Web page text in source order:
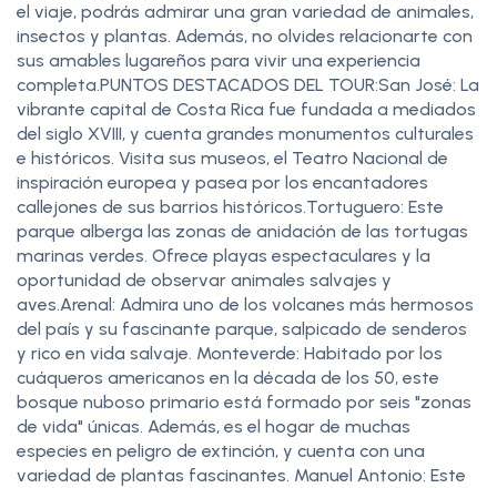
el viaje, podrás admirar una gran variedad de animales,
insectos y plantas. Además, no olvides relacionarte con
sus amables lugareños para vivir una experiencia
completa.PUNTOS DESTACADOS DEL TOUR:San José: La
vibrante capital de Costa Rica fue fundada a mediados
del siglo XVIII, y cuenta grandes monumentos culturales
e históricos. Visita sus museos, el Teatro Nacional de
inspiración europea y pasea por los encantadores
callejones de sus barrios históricos.Tortuguero: Este
parque alberga las zonas de anidación de las tortugas
marinas verdes. Ofrece playas espectaculares y la
oportunidad de observar animales salvajes y
aves.Arenal: Admira uno de los volcanes más hermosos
del país y su fascinante parque, salpicado de senderos
y rico en vida salvaje. Monteverde: Habitado por los
cuáqueros americanos en la década de los 50, este
bosque nuboso primario está formado por seis "zonas
de vida" únicas. Además, es el hogar de muchas
especies en peligro de extinción, y cuenta con una
variedad de plantas fascinantes. Manuel Antonio: Este